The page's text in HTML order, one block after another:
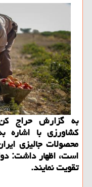
به گزارش حراج
كشاورزی با اشاره
محصولات جالیزی
است، اظهار داشت:
تقویت نمایند.